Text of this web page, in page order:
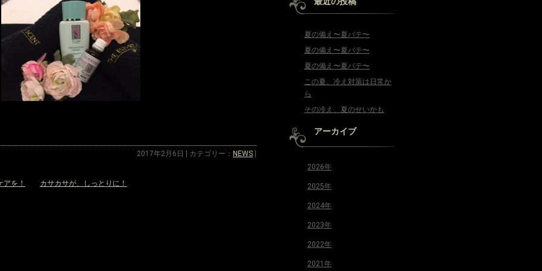
2017年2月6日 | カテゴリー： NEWS
を！ カサカサが、しっとりに！
夏の備え〜夏バテ〜
夏の備え〜夏バテ〜
夏の備え〜夏バテ〜
この夏、冷え対策は日常か
ら
その冷え、夏のせいかも
アーカイブ
2026年
2025年
2024年
2023年
2022年
2021年